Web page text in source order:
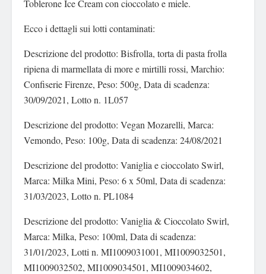
Toblerone Ice Cream con cioccolato e miele.
Ecco i dettagli sui lotti contaminati:
Descrizione del prodotto: Bisfrolla, torta di pasta frolla
ripiena di marmellata di more e mirtilli rossi, Marchio:
Confiserie Firenze, Peso: 500g, Data di scadenza:
30/09/2021, Lotto n. 1L057
Descrizione del prodotto: Vegan Mozarelli, Marca:
Vemondo, Peso: 100g, Data di scadenza: 24/08/2021
Descrizione del prodotto: Vaniglia e cioccolato Swirl,
Marca: Milka Mini, Peso: 6 x 50ml, Data di scadenza:
31/03/2023, Lotto n. PL1084
Descrizione del prodotto: Vaniglia & Cioccolato Swirl,
Marca: Milka, Peso: 100ml, Data di scadenza:
31/01/2023, Lotti n. MI1009031001, MI1009032501,
MI1009032502, MI1009034501, MI1009034602,